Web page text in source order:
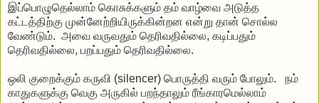
இப்பொழுதெல்லாம் கொசுக்களும் தம் வாழ்வை அடுத்த
கட்டத்திற்கு முன்னேற்றியிருக்கின்றன என்று தான் சொல்ல
வேண்டும். அவை வருவதும் தெரிவதில்லை, கடிப்பதும்
தெரிவதில்லை, பறப்பதும் தெரிவதில்லை.
ஒலி குறைக்கும் கருவி (silencer) பொருத்தி வரும் போலும். நம்
காதுகளுக்கு வெகு அருகில் பறந்தாலும் ரீங்காரமெல்லாம்